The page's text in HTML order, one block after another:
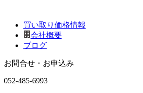
買い取り価格情報
会社概要
ブログ
お問合せ・お申込み
052-485-6993